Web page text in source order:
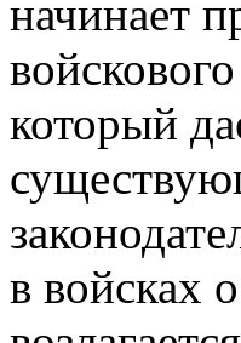
начинает
который
в войсках